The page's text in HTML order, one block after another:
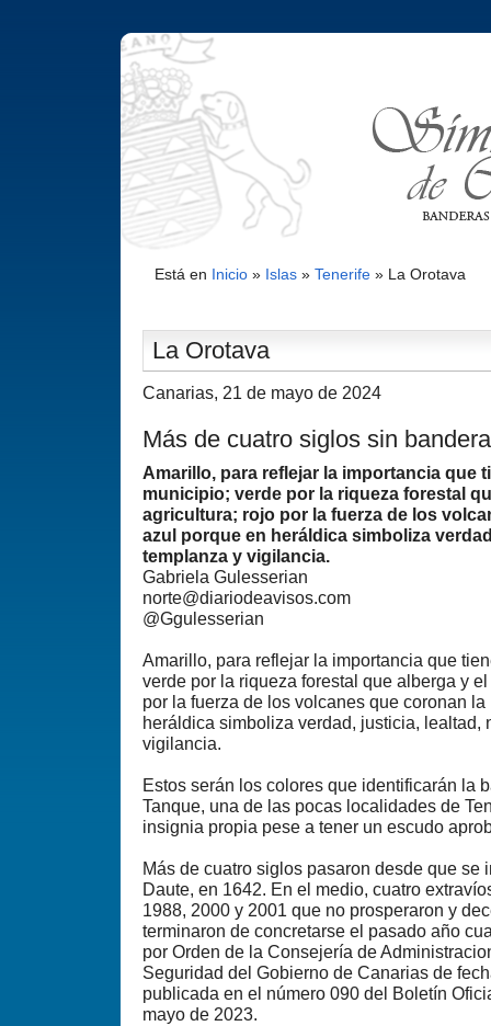
Está en Inicio» Islas» Tenerife» La Orotava
La Orotava
Canarias, 21 de mayo de 2024
Más de cuatro siglos sin bandera
Amarillo, para reflejar la importancia que
municipio; verde por la riqueza forestal
agricultura; rojo por la fuerza de los
azul porque en heráldica simboliza
templanza y vigilancia.
Gabriela Gulesserian
norte@diariodeavisos.com
@Ggulesserian
Amarillo, para reflejar la importancia que
verde por la riqueza forestal que alberga y
por la fuerza de los volcanes que coronan
heráldica simboliza verdad, justicia, lealtad,
vigilancia.
Estos serán los colores que identificarán la
Tanque, una de las pocas localidades de
insignia propia pese a tener un escudo
Más de cuatro siglos pasaron desde que se
Daute, en 1642. En el medio, cuatro
1988, 2000 y 2001 que no prosperaron y
terminaron de concretarse el pasado año
por Orden de la Consejería de
Seguridad del Gobierno de Canarias de
publicada en el número 090 del Boletín
mayo de 2023.